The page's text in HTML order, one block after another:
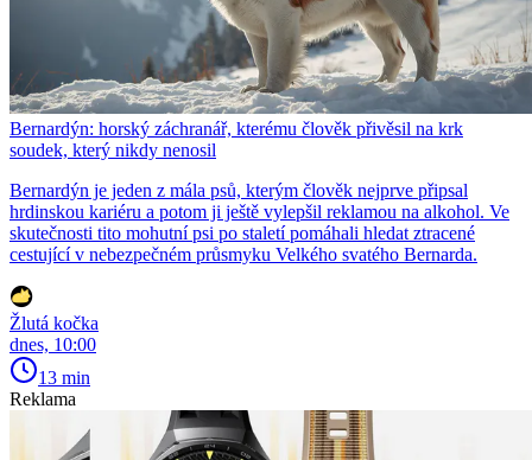
Bernardýn: horský záchranář, kterému člověk přivěsil na krk
soudek, který nikdy nenosil
Bernardýn je jeden z mála psů, kterým člověk nejprve připsal
hrdinskou kariéru a potom ji ještě vylepšil reklamou na alkohol. Ve
skutečnosti tito mohutní psi po staletí pomáhali hledat ztracené
cestující v nebezpečném průsmyku Velkého svatého Bernarda.
Žlutá kočka
dnes, 10:00
13 min
Reklama